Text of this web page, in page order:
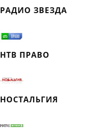
РАДИО ЗВЕЗДА
НТВ ПРАВО
НОСТАЛЬГИЯ